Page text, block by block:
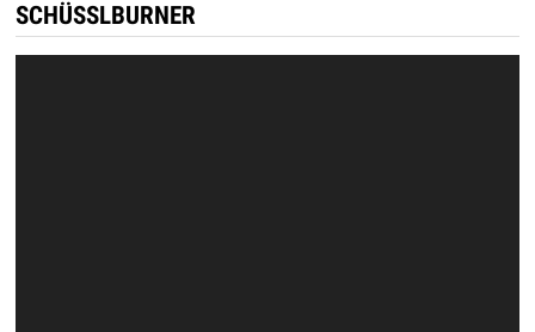
SCHÜSSLBURNER